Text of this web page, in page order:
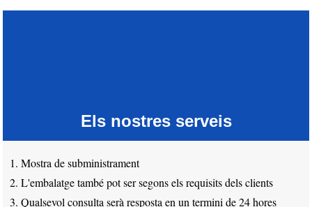
Els nostres serveis
1. Mostra de subministrament
2. L'embalatge també pot ser segons els requisits dels clients
3. Qualsevol consulta serà resposta en un termini de 24 hores